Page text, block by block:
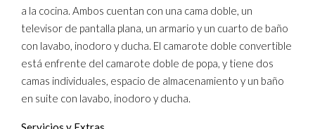
a la cocina. Ambos cuentan con una cama doble, un
televisor de pantalla plana, un armario y un cuarto de baño
con lavabo, inodoro y ducha. El camarote doble convertible
está enfrente del camarote doble de popa, y tiene dos
camas individuales, espacio de almacenamiento y un baño
en suite con lavabo, inodoro y ducha.